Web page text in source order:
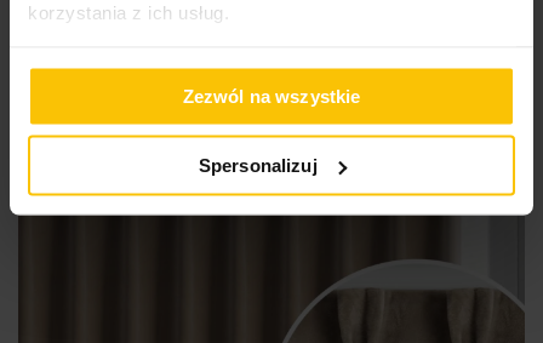
korzystania z ich usług.
Zezwól na wszystkie
Spersonalizuj